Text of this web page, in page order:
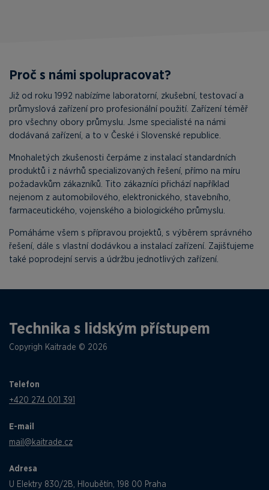
Proč s námi spolupracovat?
Již od roku 1992 nabízíme laboratorní, zkušební, testovací a
průmyslová zařízení pro profesionální použití. Zařízení téměř
pro všechny obory průmyslu. Jsme specialisté na námi
dodávaná zařízení, a to v České i Slovenské republice.
Mnohaletých zkušenosti čerpáme z instalací standardních
produktů i z návrhů specializovaných řešení, přímo na míru
požadavkům zákazníků. Tito zákazníci přichází například
nejenom z automobilového, elektronického, stavebního,
farmaceutického, vojenského a biologického průmyslu.
Pomáháme všem s přípravou projektů, s výběrem správného
řešení, dále s vlastní dodávkou a instalací zařízení. Zajišťujeme
také poprodejní servis a údržbu jednotlivých zařízení.
Technika s lidským přístupem
Copyrigh Kaitrade © 2026
Telefon
+420 274 001 391
E-mail
mail@kaitrade.cz
Adresa
U Elektry 830/2B, Hloubětín, 198 00 Praha